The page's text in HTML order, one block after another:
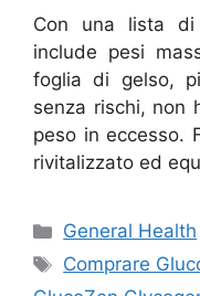
Con una lista di
include pesi
foglia di gelso,
senza rischi, non
peso in eccesso.
rivitalizzato ed
Categories
General Health
Tags
Comprare